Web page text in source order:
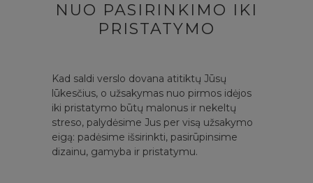
NUO PASIRINKIMO IKI
PRISTATYMO
Kad saldi verslo dovana atitiktų Jūsų
lūkesčius, o užsakymas nuo pirmos idėjos
iki pristatymo būtų malonus ir nekeltų
streso, palydėsime Jus per visą užsakymo
eigą: padėsime išsirinkti, pasirūpinsime
dizainu, gamyba ir pristatymu.